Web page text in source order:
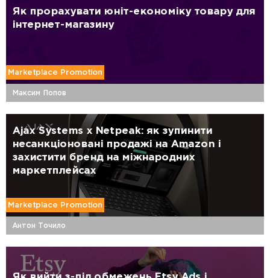
Як прорахувати юніт-економіку товару для
інтернет-магазину
Marketplace Promotion
Максим Попов
Ajax Systems x Netpeak: як зупинити
несанкціоновані продажі на Amazon і
захистити бренд на міжнародних
маркетплейсах
Marketplace Promotion
Антон Точило